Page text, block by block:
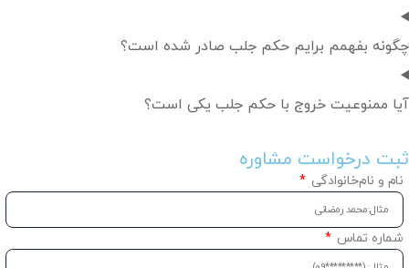
چگونه بفهمم برایم حکم جلب صادر شده است؟
آیا ممنوعیت خروج با حکم جلب یکی است؟
ثبت درخواست مشاوره
نام و نام‌خانوادگی
شماره تماس